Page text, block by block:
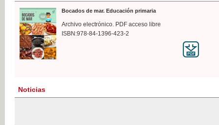
Bocados de mar. Educación primaria
Archivo electrónico. PDF acceso libre
ISBN:978-84-1396-423-2
Noticias